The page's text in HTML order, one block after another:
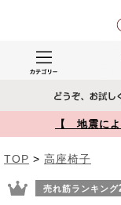
【 地震に
TOP > 高座椅子
売れ筋ランキング